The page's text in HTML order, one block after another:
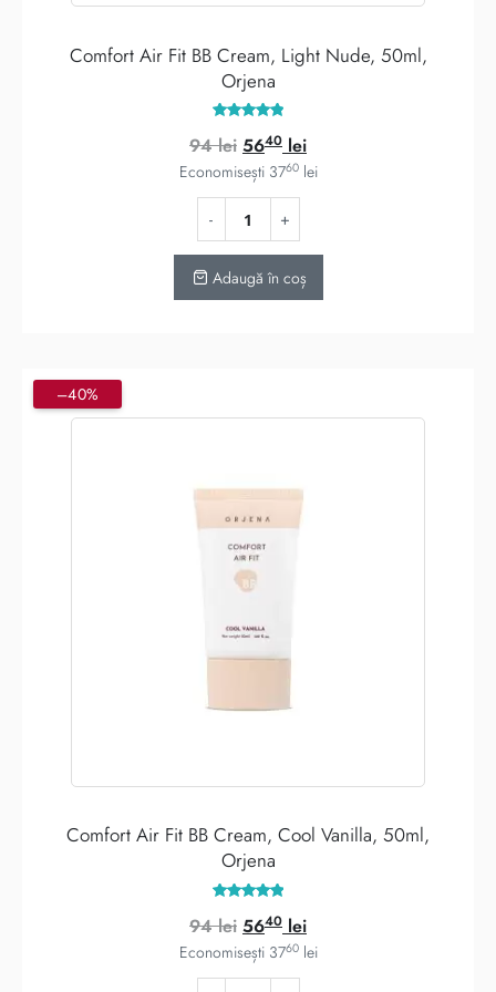
Comfort Air Fit BB Cream, Light Nude, 50ml,
Orjena
4.86
din 5
94lei Prețul
inițial
a
fost:
94 lei.
5640 leiPrețul
curent
Economisești 3760 lei
Adaugă în coș
–40%
Comfort Air Fit BB Cream, Cool Vanilla, 50ml,
Orjena
5.00
din 5
94lei Prețul
inițial
a
5640 leiPrețul
curent
Economisești 3760 lei